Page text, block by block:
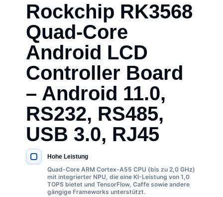
Rockchip RK3568
Quad-Core
Android LCD
Controller Board
– Android 11.0,
RS232, RS485,
USB 3.0, RJ45
WICHTIGE SPEZIFIKATIONEN
Hohe Leistung
Quad-Core ARM Cortex-A55 CPU (bis zu 2,0 GHz)
mit integrierter NPU, die eine KI-Leistung von 1,0
TOPS bietet und TensorFlow, Caffe sowie andere
gängige Frameworks unterstützt.